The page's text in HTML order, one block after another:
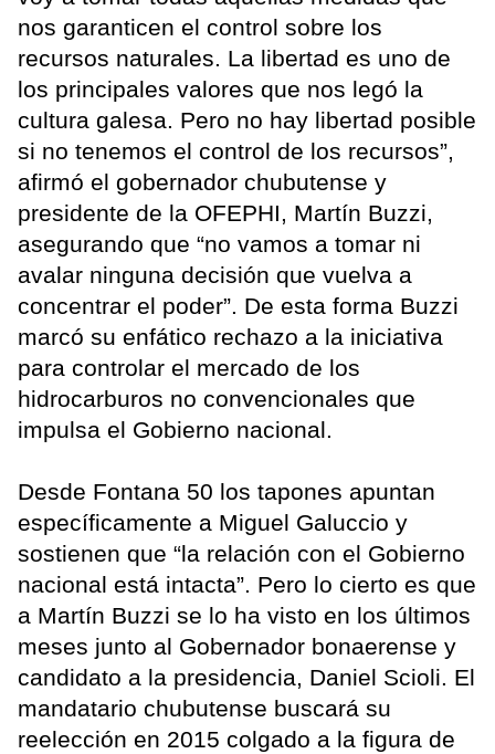
nos garanticen el control sobre los
recursos naturales. La libertad es uno de
los principales valores que nos legó la
cultura galesa. Pero no hay libertad posible
si no tenemos el control de los recursos”,
afirmó el gobernador chubutense y
presidente de la OFEPHI, Martín Buzzi,
asegurando que “no vamos a tomar ni
avalar ninguna decisión que vuelva a
concentrar el poder”. De esta forma Buzzi
marcó su enfático rechazo a la iniciativa
para controlar el mercado de los
hidrocarburos no convencionales que
impulsa el Gobierno nacional.
Desde Fontana 50 los tapones apuntan
específicamente a Miguel Galuccio y
sostienen que “la relación con el Gobierno
nacional está intacta”. Pero lo cierto es que
a Martín Buzzi se lo ha visto en los últimos
meses junto al Gobernador bonaerense y
candidato a la presidencia, Daniel Scioli. El
mandatario chubutense buscará su
reelección en 2015 colgado a la figura de